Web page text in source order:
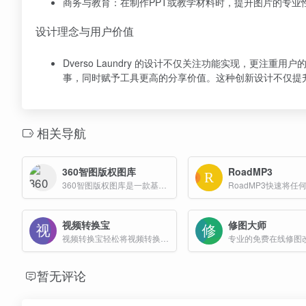
设计理念与用户价值
Dverso Laundry 的设计不仅关注功能实现，更注重用户
事，同时赋予工具更高的分享价值。这种创新设计不仅
相关导航
360智图版权图库 RoadMP3
视频转换宝 修图大师
暂无评论